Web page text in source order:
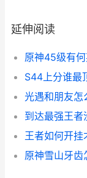
延伸阅读
原神45级有
S44上分谁最
光遇和朋友怎
原神雪山牙齿